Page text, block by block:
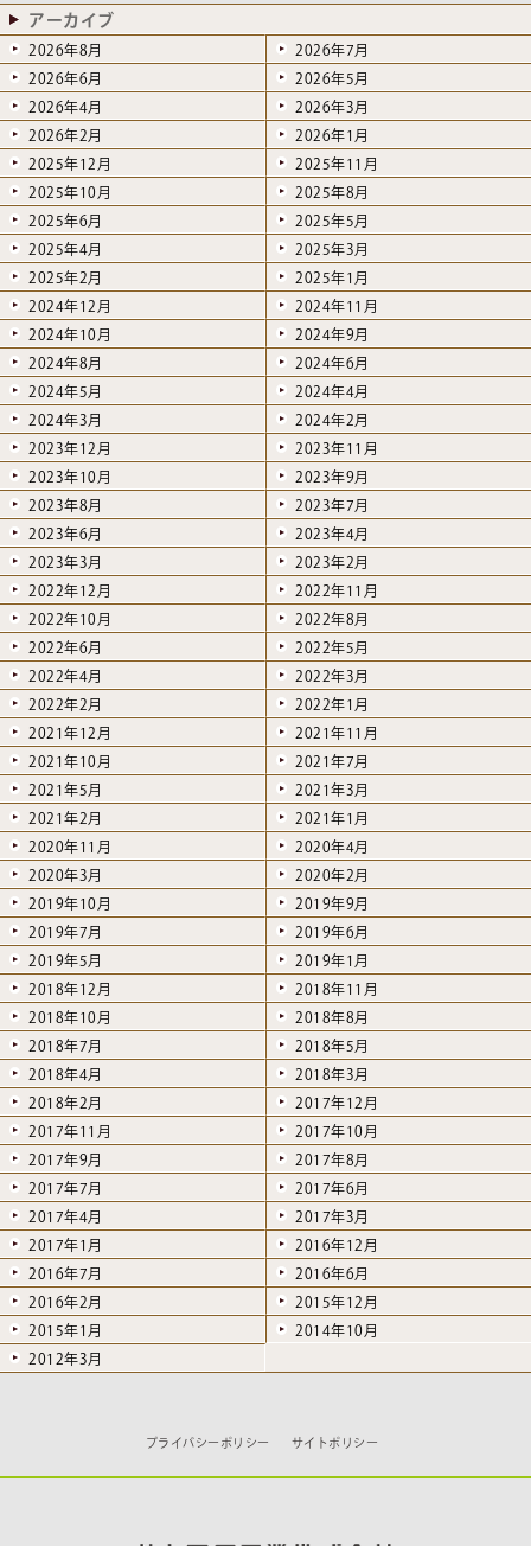
アーカイブ
2026年8月
2026年7月
2026年6月
2026年5月
2026年4月
2026年3月
2026年2月
2026年1月
2025年12月
2025年11月
2025年10月
2025年8月
2025年6月
2025年5月
2025年4月
2025年3月
2025年2月
2025年1月
2024年12月
2024年11月
2024年10月
2024年9月
2024年8月
2024年6月
2024年5月
2024年4月
2024年3月
2024年2月
2023年12月
2023年11月
2023年10月
2023年9月
2023年8月
2023年7月
2023年6月
2023年4月
2023年3月
2023年2月
2022年12月
2022年11月
2022年10月
2022年8月
2022年6月
2022年5月
2022年4月
2022年3月
2022年2月
2022年1月
2021年12月
2021年11月
2021年10月
2021年7月
2021年5月
2021年3月
2021年2月
2021年1月
2020年11月
2020年4月
2020年3月
2020年2月
2019年10月
2019年9月
2019年7月
2019年6月
2019年5月
2019年1月
2018年12月
2018年11月
2018年10月
2018年8月
2018年7月
2018年5月
2018年4月
2018年3月
2018年2月
2017年12月
2017年11月
2017年10月
2017年9月
2017年8月
2017年7月
2017年6月
2017年4月
2017年3月
2017年1月
2016年12月
2016年7月
2016年6月
2016年2月
2015年12月
2015年1月
2014年10月
2012年3月
プライバシーポリシー サイトポリシー